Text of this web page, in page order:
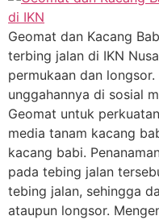
Geomat dan Kacang
terbing jalan di IKN
permukaan dan longsor.
unggahannya di sosial
Geomat untuk
media tanam kacang
kacang babi.
pada tebing jalan
tebing jalan, sehingga
ataupun longsor.